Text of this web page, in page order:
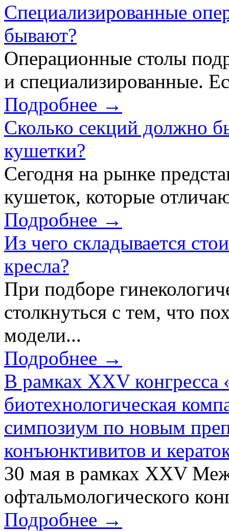
Специализированные
бывают?
Операционные столы
и специализированные.
Подробнее →
Сколько секций должно
кушетки?
Сегодня на рынке
кушеток, которые
Подробнее →
Из чего складывается
кресла?
При подборе
столкнуться с тем, что
модели...
Подробнее →
В рамках XXV конгресса
биотехнологическая
симпозиум по новым
конъюнктивитов и
30 мая в рамках XXV
офтальмологического
Подробнее →